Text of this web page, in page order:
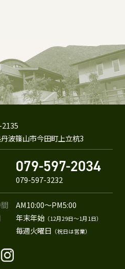
波篠山市今田町上立杭3
079-597-2034
079-597-3232
AM10:00〜PM5:00
年末年始 （12月29日〜1月1日）
毎週火曜日 （祝日は営業）